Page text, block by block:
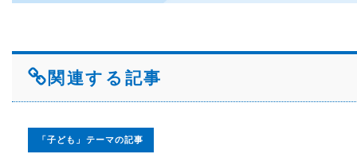
関連する記事
「子ども」テーマの記事